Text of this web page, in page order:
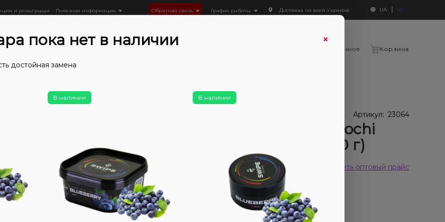
и розыгрыши Полезная информация Обратная связь График работы: Доставка по всей Украине UA RU
Избранное Корзина
Артикул: 23064
Табак Unity Berry Mochi
(Ягодный Моти, 100 г)
1 отзывов Смотреть оптовый прайс
390₴
×
пока нет в наличии
достойная замена
В наличии В наличии